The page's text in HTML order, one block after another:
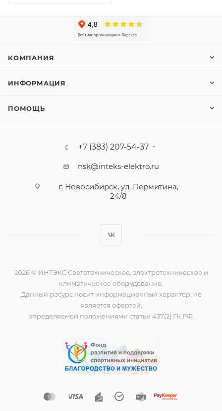
КОМПАНИЯ
ИНФОРМАЦИЯ
ПОМОЩЬ
+7 (383) 207-54-37
nsk@inteks-elektro.ru
г. Новосибирск, ул. Пермитина,
24/8
2026 © ИНТЭКС Светотехническое, электротехническое и
климатическое оборудование.
Данный ресурс носит информационный характер, не
является офертой,
определяемой положениями статьи 437(2) ГК РФ.